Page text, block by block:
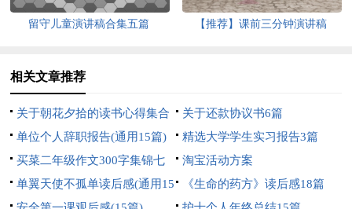
留守儿童演讲稿合集五篇 【推荐】课前三分钟演讲稿
相关文章推荐
关于朝花夕拾的读书心得集合
9篇
关于还款协议书6篇
单位个人辞职报告(通用15篇)
精选大学学生实习报告3篇
买菜二年级作文300字集锦七
篇
淘宝活动方案
单翼天使不孤单读后感(通用15
《生命的药方》读后感18篇